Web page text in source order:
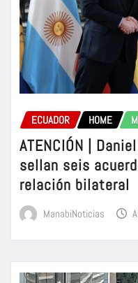
ECUADOR HOME
ATENCIÓN |
sellan seis
relación bilateral
ManabiNoticias